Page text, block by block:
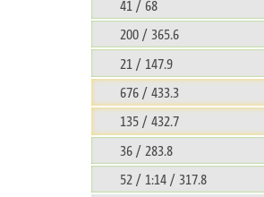
41 / 68
200 / 365.6
21 / 147.9
676 / 433.3
135 / 432.7
36 / 283.8
52 / 1:14 / 317.8